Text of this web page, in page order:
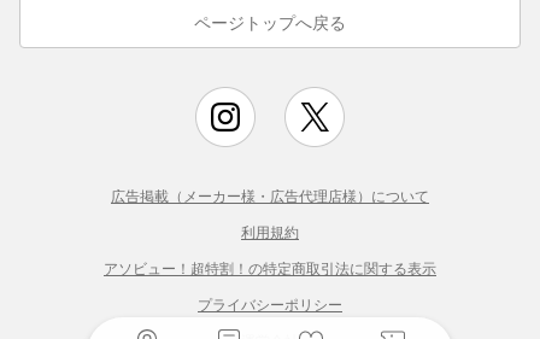
ページトップへ戻る
広告掲載（メーカー様・広告代理店様）について
利用規約
アソビュー！超特割！の特定商取引法に関する表示
プライバシーポリシー